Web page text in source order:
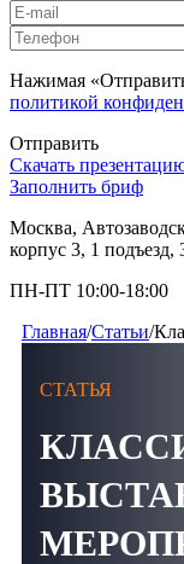
Нажимая
политикой
Отправить
Скачать
Заполнить бриф
Москва,
корпус 3, 1 подъезд,
ПН-ПТ 10:00-18:00
Главная/Статьи/
СТАТЬЯ